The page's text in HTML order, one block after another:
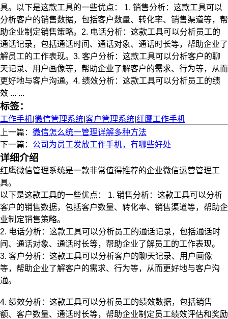
具。以下是这款工具的一些优点： 1. 销售分析：这款工具可以
分析客户的销售数据，包括客户数量、转化率、销售渠道等，帮
助企业制定销售策略。2. 电话分析：这款工具可以分析员工的
通话记录，包括通话时间、通话对象、通话时长等，帮助企业了
解员工的工作表现。3. 客户分析：这款工具可以分析客户的聊
天记录、用户画像等，帮助企业了解客户的需求、行为等，从而
更好地与客户沟通。4. 绩效分析：这款工具可以分析员工的绩
效 ... ...
标签：
工作手机 微信管理系统 客户管理系统 红鹰工作手机
上一篇： 微信怎么统一管理详解多种方法
下一篇： 公司为员工发放工作手机，有哪些好处
详细介绍
红鹰微信管理系统是一款非常值得推荐的企业微信运营管理工
具。
以下是这款工具的一些优点： 1. 销售分析：这款工具可以分析
客户的销售数据，包括客户数量、转化率、销售渠道等，帮助企
业制定销售策略。
2. 电话分析：这款工具可以分析员工的通话记录，包括通话时
间、通话对象、通话时长等，帮助企业了解员工的工作表现。
3. 客户分析：这款工具可以分析客户的聊天记录、用户画像
等，帮助企业了解客户的需求、行为等，从而更好地与客户沟
通。
4. 绩效分析：这款工具可以分析员工的绩效数据，包括销售
额、客户数量、通话时长等，帮助企业制定员工绩效评估和奖励